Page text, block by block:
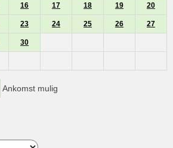
16 17 18 19 20
23 24 25 26 27
30
Ankomst mulig